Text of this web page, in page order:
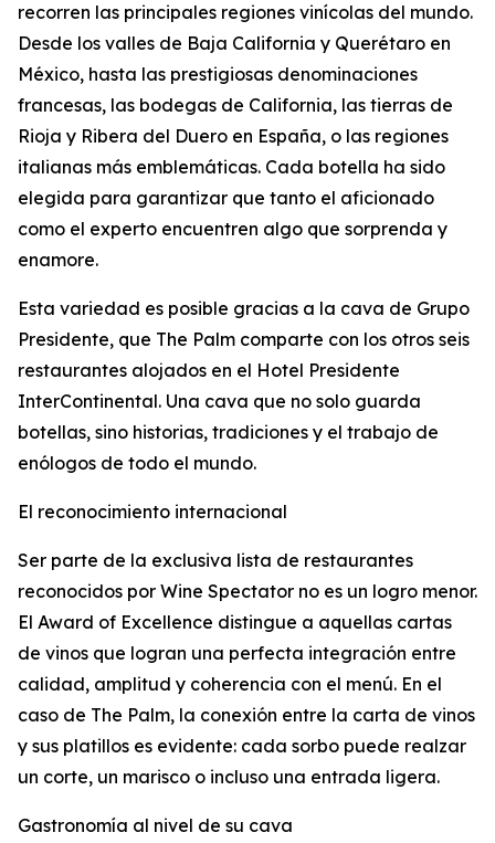
recorren las principales regiones vinícolas del mundo.
Desde los valles de Baja California y Querétaro en
México, hasta las prestigiosas denominaciones
francesas, las bodegas de California, las tierras de
Rioja y Ribera del Duero en España, o las regiones
italianas más emblemáticas. Cada botella ha sido
elegida para garantizar que tanto el aficionado
como el experto encuentren algo que sorprenda y
enamore.
Esta variedad es posible gracias a la cava de Grupo
Presidente, que The Palm comparte con los otros seis
restaurantes alojados en el Hotel Presidente
InterContinental. Una cava que no solo guarda
botellas, sino historias, tradiciones y el trabajo de
enólogos de todo el mundo.
El reconocimiento internacional
Ser parte de la exclusiva lista de restaurantes
reconocidos por Wine Spectator no es un logro menor.
El Award of Excellence distingue a aquellas cartas
de vinos que logran una perfecta integración entre
calidad, amplitud y coherencia con el menú. En el
caso de The Palm, la conexión entre la carta de vinos
y sus platillos es evidente: cada sorbo puede realzar
un corte, un marisco o incluso una entrada ligera.
Gastronomía al nivel de su cava